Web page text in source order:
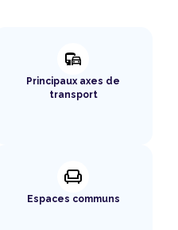
commute
Principaux axes de
transport
chair
Espaces communs